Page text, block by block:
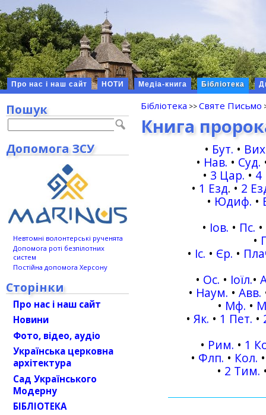
Про нас і наш сайт НОТИ Медіа-книга Бібліотека
Бібліотека Святе Письмо
Книга
• Бут. •
• Нав. • Суд.
• 3 Цар. • 4
• 1 Езд. • 2
• Юдиф. •
• Іов. • Пс. •
•
• Іс. • Єр. •
• Ос. • Іоїл.•
• Наум. •Авв.
• Мф. •
•Як. • 1 Пет. •
• Рим. • 1
• Флп. • Кол.
• 2 Тим.
Пошук
Допомога ЗСУ
Невтомні волонтерські рученята
Допомога роті безпілотних
систем
Постійна допомога Херсону
Сторінки
Про нас і наш сайт
Новини
Фото, відео, аудіо
Українська церковна
архітектура
Сад Українського
Модерну
БІБЛІОТЕКА